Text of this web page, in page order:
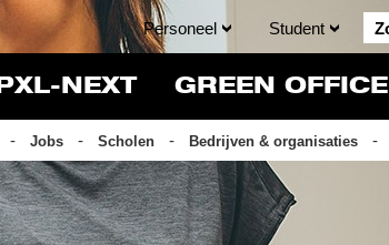
Personeel Student
PXL-NEXT GREEN OFFICE
Jobs Scholen Bedrijven & organisaties